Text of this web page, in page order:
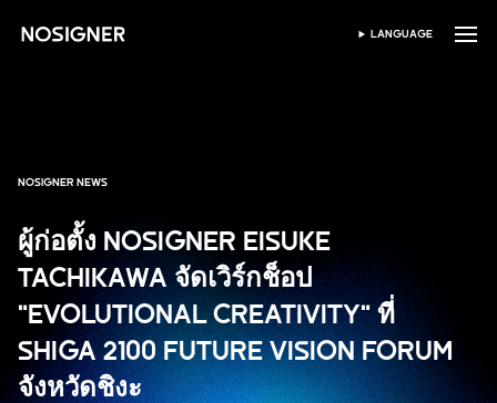
หน้าหลัก เลือกภาษา
LANGUAGE
NOSIGNER NEWS
ผู้ก่อตั้ง NOSIGNER EISUKE
TACHIKAWA จัดเวิร์กช็อป
"EVOLUTIONAL CREATIVITY" ที่
SHIGA 2100 FUTURE VISION FORUM
จังหวัดชิงะ